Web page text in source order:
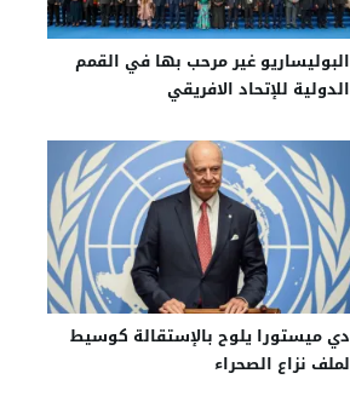
البوليساريو غير مرحب بها في القمم
الدولية للإتحاد الافريقي
دي ميستورا يلوح بالإستقالة كوسيط
لملف نزاع الصحراء